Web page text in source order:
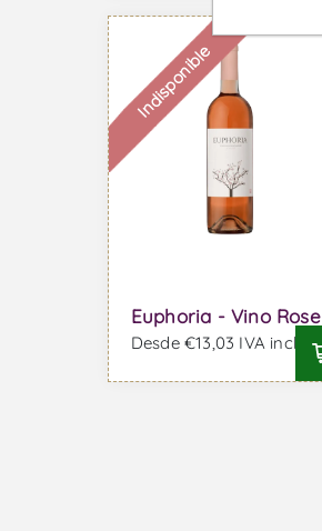
Indisponible
Euphoria - Vino Rose
Desde €13,03 IVA incl.